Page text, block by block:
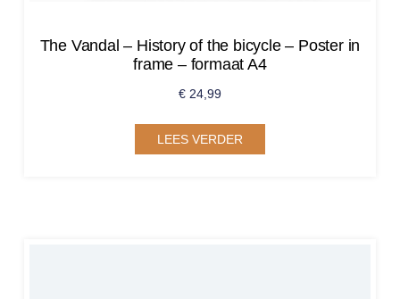
The Vandal – History of the bicycle – Poster in
frame – formaat A4
€ 24,99
LEES VERDER